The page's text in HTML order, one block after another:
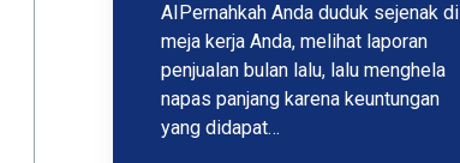
AIPernahkah Anda duduk sejenak di
meja kerja Anda, melihat laporan
penjualan bulan lalu, lalu menghela
napas panjang karena keuntungan
yang didapat…